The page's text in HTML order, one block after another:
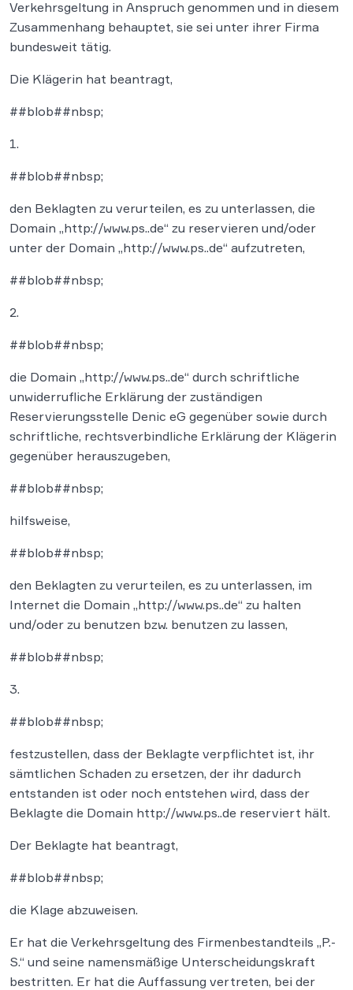
Verkehrsgeltung in Anspruch genommen und in diesem
Zusammenhang behauptet, sie sei unter ihrer Firma
bundesweit tätig.
Die Klägerin hat beantragt,
##blob##nbsp;
1.
##blob##nbsp;
den Beklagten zu verurteilen, es zu unterlassen, die
Domain „http://www.ps..de“ zu reservieren und/oder
unter der Domain „http://www.ps..de“ aufzutreten,
##blob##nbsp;
2.
##blob##nbsp;
die Domain „http://www.ps..de“ durch schriftliche
unwiderrufliche Erklärung der zuständigen
Reservierungsstelle Denic eG gegenüber sowie durch
schriftliche, rechtsverbindliche Erklärung der Klägerin
gegenüber herauszugeben,
##blob##nbsp;
hilfsweise,
##blob##nbsp;
den Beklagten zu verurteilen, es zu unterlassen, im
Internet die Domain „http://www.ps..de“ zu halten
und/oder zu benutzen bzw. benutzen zu lassen,
##blob##nbsp;
3.
##blob##nbsp;
festzustellen, dass der Beklagte verpflichtet ist, ihr
sämtlichen Schaden zu ersetzen, der ihr dadurch
entstanden ist oder noch entstehen wird, dass der
Beklagte die Domain http://www.ps..de reserviert hält.
Der Beklagte hat beantragt,
##blob##nbsp;
die Klage abzuweisen.
Er hat die Verkehrsgeltung des Firmenbestandteils „P.-
S.“ und seine namensmäßige Unterscheidungskraft
bestritten. Er hat die Auffassung vertreten, bei der